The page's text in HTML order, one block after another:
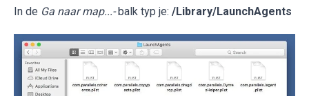
In de Ga naar map...- balk typ je: /Library/LaunchAgents